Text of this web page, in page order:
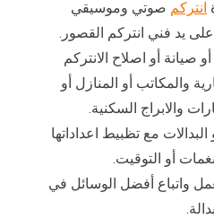
انتركم صوتي وموسيقي
على يد فني انتركم القصور.
صيانة أو اصلاح الانتركم
والمكاتب أو المنازل أو
والابراج السكنية.
البدالات مع تظبيط اعداداتها
أو التوقيت.
واتباع أفضل الوسائل في